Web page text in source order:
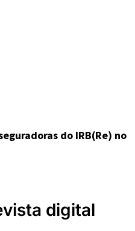
do IRB(Re) no
digital